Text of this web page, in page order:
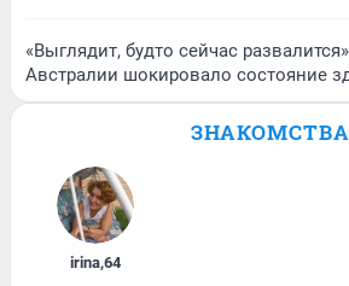
«Выглядит, будто сейчас
Австралии шокировало состояние
ЗНАКОМСТВА
irina,64